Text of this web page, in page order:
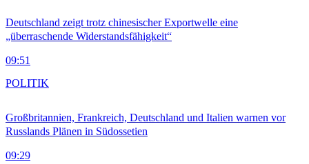
Deutschland zeigt trotz chinesischer Exportwelle eine
„überraschende Widerstandsfähigkeit“
09:51
Großbritannien, Frankreich, Deutschland und Italien warnen vor
Russlands Plänen in Südossetien
09:29
POLITIK